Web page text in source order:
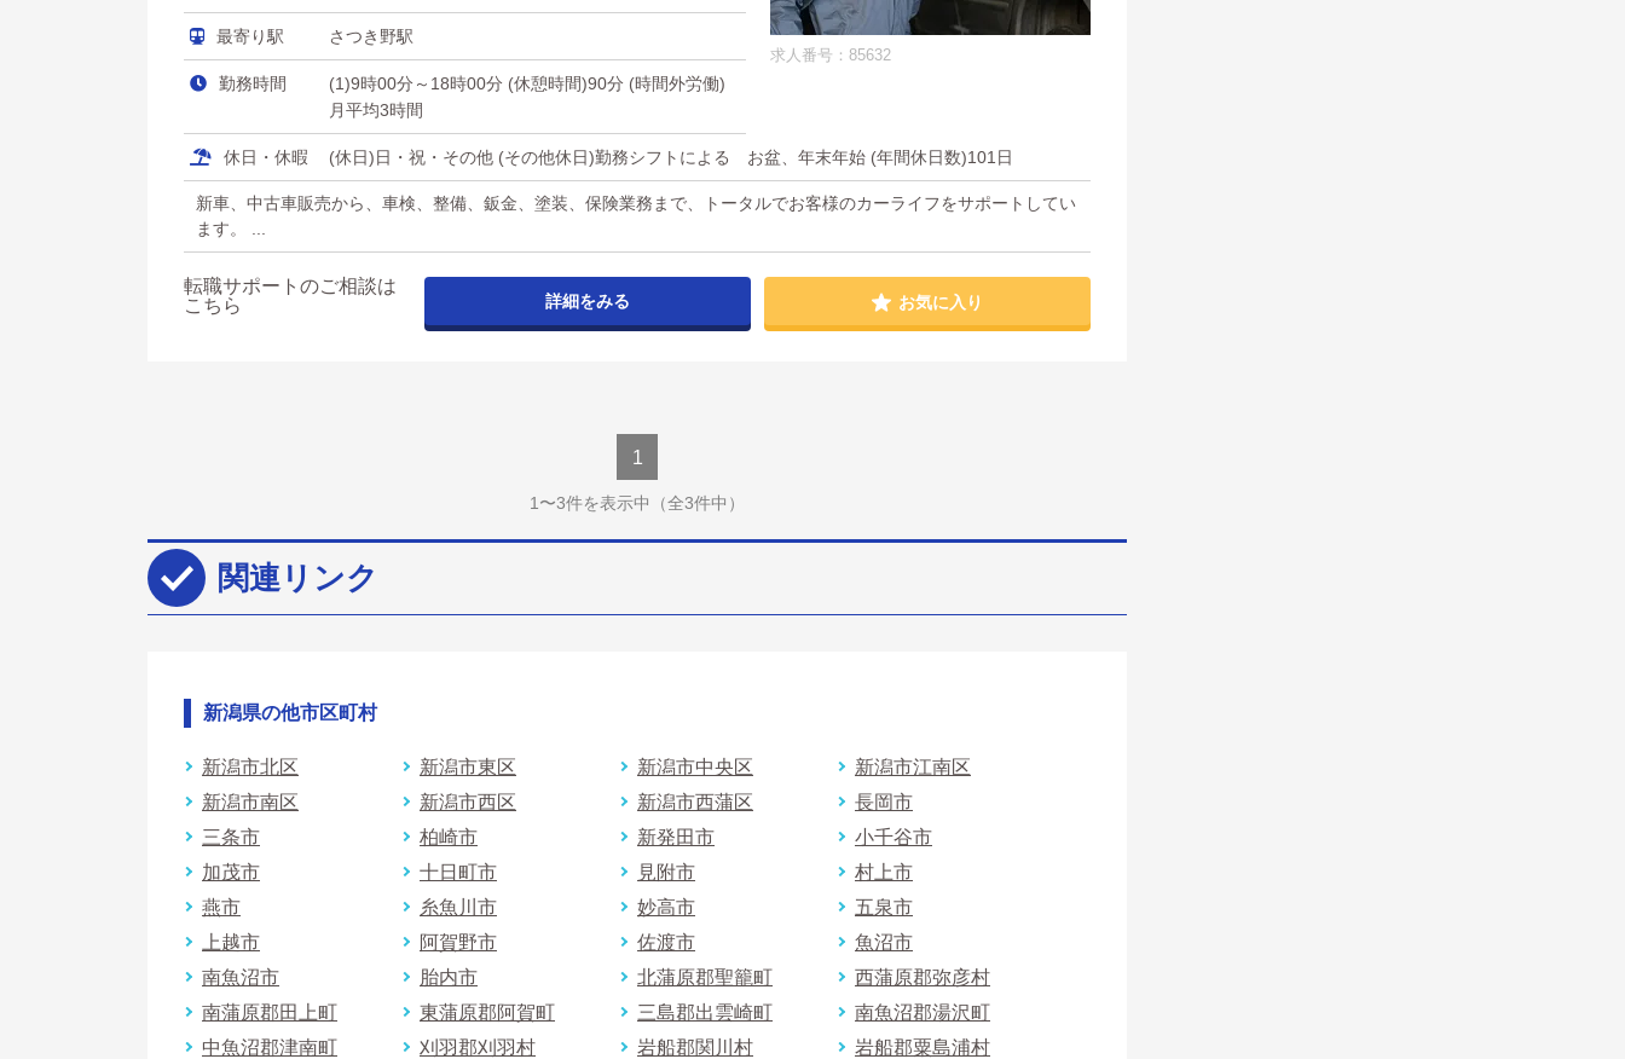
求人番号：85632
最寄り駅 さつき野駅
勤務時間
(1)9時00分～18時00分 (休憩時間)90分 (時間外労働)
月平均3時間
休日・休暇 (休日)日・祝・その他 (その他休日)勤務シフトによる お盆、年末年始 (年間休日数)101日
新車、中古車販売から、車検、整備、鈑金、塗装、保険業務まで、トータルでお客様のカーライフをサポートしてい
ます。 ...
転職サポートのご相談は
こちら
詳細をみる お気に入り
1
1〜3件を表示中 （全3件中）
関連リンク
新潟県の他市区町村
新潟市北区 新潟市東区 新潟市中央区
新潟市江南区
新潟市南区
新潟市西区 新潟市西蒲区
長岡市
三条市
柏崎市 新発田市
小千谷市
加茂市
十日町市 見附市
村上市
燕市
糸魚川市 妙高市
五泉市
上越市
阿賀野市 佐渡市
魚沼市
南魚沼市
胎内市 北蒲原郡聖籠町
西蒲原郡弥彦村
南蒲原郡田上町
東蒲原郡阿賀町 三島郡出雲崎町
南魚沼郡湯沢町
中魚沼郡津南町
刈羽郡刈羽村 岩船郡関川村 岩船郡粟島浦村